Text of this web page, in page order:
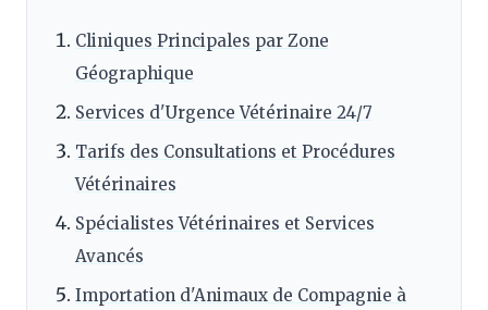
Cliniques Principales par Zone
Géographique
Services d'Urgence Vétérinaire 24/7
Tarifs des Consultations et Procédures
Vétérinaires
Spécialistes Vétérinaires et Services
Avancés
Importation d'Animaux de Compagnie à